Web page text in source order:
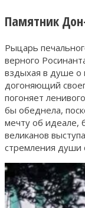
Памятник
Рыцарь
верного
вздыхая в душе о
догоняющий
погоняет
бы обеднела,
мечту об идеале,
великанов
стремления души